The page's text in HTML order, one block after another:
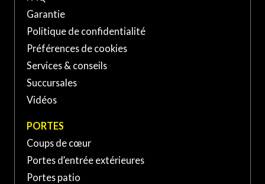
PORTE ET FENÊTRES VERDUN À SAINT-
BASILE-LE-GRAND
Saint-Basile-le-Grand, QC
J3N, Canada
PORTE ET FENÊTRES VERDUN À SAINT-
JEAN-SUR-RICHELIEU
370 Rue Laberge, Saint-Jean-
sur-Richelieu, QC J3A 1S2,
Garantie
Politique de confidentialité
Préférences de cookies
Services & conseils
Succursales
Vidéos
PORTES
Coups de cœur
Portes d’entrée extérieures
Portes patio